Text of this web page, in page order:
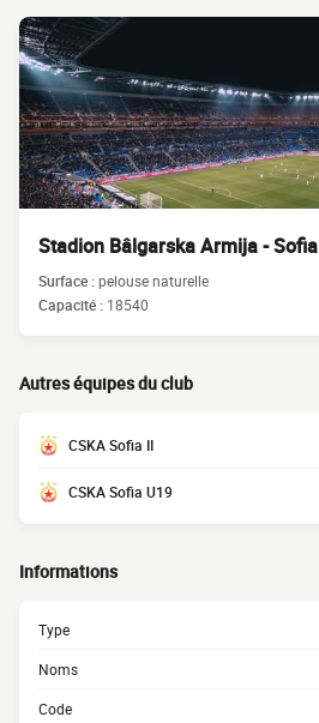
Stadion Bâlgarska Armija - Sofia
Surface :pelouse naturelle
Capacité : 18540
Autres équipes du club
CSKA Sofia II
CSKA Sofia U19
Informations
Type
Noms
Code